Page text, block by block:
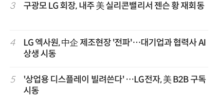
3 구광모 LG 회장, 내주 美 실리콘밸리서 젠슨 황 재회동
4
LG 엑사원, 中企 제조현장 '전파'…대기업과 협력사 AI
상생 시동
5
'상업용 디스플레이 빌려쓴다' …LG전자, 美 B2B 구독
시동